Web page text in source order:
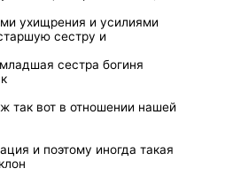
ухищрения и усилиями
сестру и
сестра богиня
так вот в отношении нашей
и поэтому иногда такая